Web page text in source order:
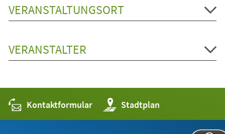
VERANSTALTUNGSORT
VERANSTALTER
Kontaktformular Stadtplan
(Öffnet
in
einem